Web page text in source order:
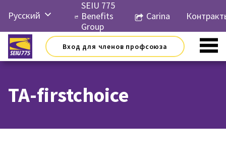
Русский
Español
简体中
文
SEIU 775
Benefits
Group
Carina
Вход для членов профсоюза
TA-firstchoice